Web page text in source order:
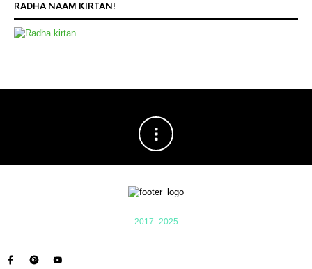
RADHA NAAM KIRTAN!
2017- 2025